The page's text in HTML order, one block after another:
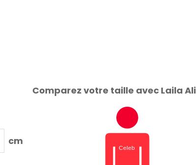
Comparez votre taille avec Laila Ali
cm